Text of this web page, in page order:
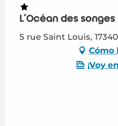
L'Océan des songes
5 rue Saint Louis,
Cómo
¡Voy